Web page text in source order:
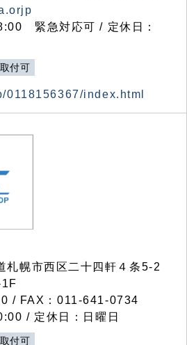
緊急対応可 / 定休日：
付可
index.html
幌市西区二十四軒４条5-2
/ FAX：011-641-0734
/ 定休日：日曜日
付可